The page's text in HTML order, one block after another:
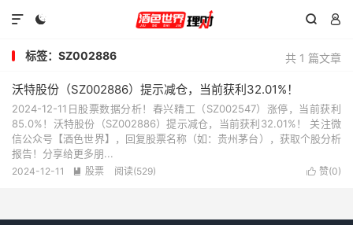
  

共 1 篇文章
标签：SZ002886
沃特股份（SZ002886）提示减仓，当前获利32.01%！
2024-12-11日股票数据分析！春兴精工（SZ002547）涨停，当前获利
85.0%！沃特股份（SZ002886）提示减仓，当前获利32.01%！ 关注微
信公众号【酒色世界】，回复股票名称（如：贵州茅台），获取个股分析
报告！分享给更多朋...
 赞(0)
2024-12-11  股票 阅读(529)